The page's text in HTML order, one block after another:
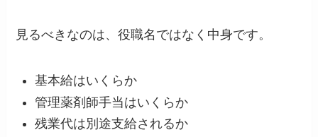
見るべきなのは、役職名ではなく中身です。
基本給はいくらか
管理薬剤師手当はいくらか
残業代は別途支給されるか